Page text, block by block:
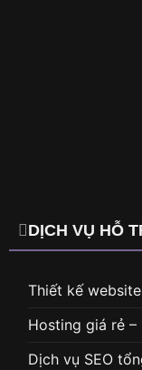
DỊCH VỤ HỖ
Thiết kế website
Hosting giá rẻ –
Dịch vụ SEO